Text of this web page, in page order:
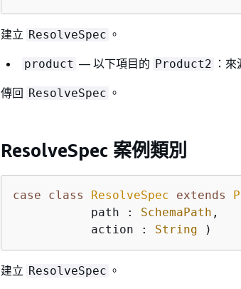
建立 ResolveSpec 。
product — 以下項目的 Product2 ：
傳回 ResolveSpec 。
ResolveSpec 案例類別
case class ResolveSpec extends
           path :
SchemaPath ,
           action :
String )
建立 ResolveSpec 。